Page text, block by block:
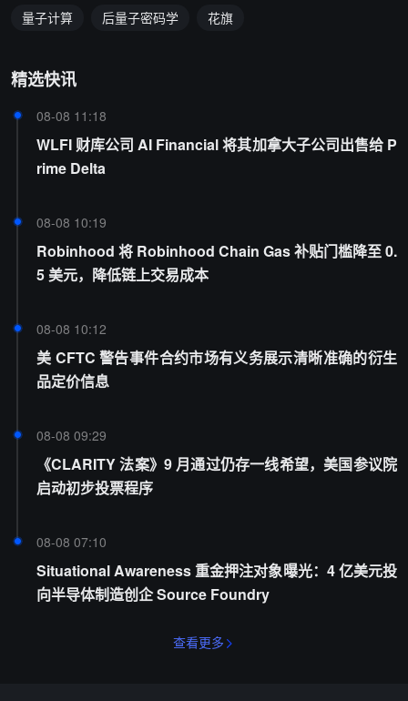
量子计算 后量子密码学 花旗
精选快讯
08-08 11:18
WLFI 财库公司 AI Financial 将其加拿大子公司出售给 P
rime Delta
08-08 10:19
Robinhood 将 Robinhood Chain Gas 补贴门槛降至 0.
5 美元，降低链上交易成本
08-08 10:12
美 CFTC 警告事件合约市场有义务展示清晰准确的衍生
品定价信息
08-08 09:29
《CLARITY 法案》9 月通过仍存一线希望，美国参议院
启动初步投票程序
08-08 07:10
Situational Awareness 重金押注对象曝光：4 亿美元投
向半导体制造创企 Source Foundry
查看更多